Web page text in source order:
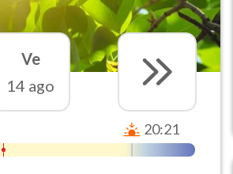
Ve
14 ago
20:21